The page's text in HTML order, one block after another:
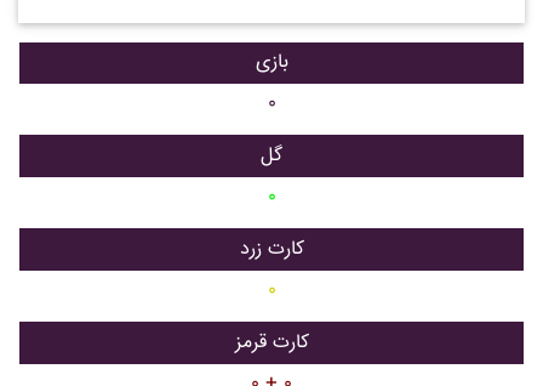
بازی
۰
گل
۰
کارت زرد
۰
کارت قرمز